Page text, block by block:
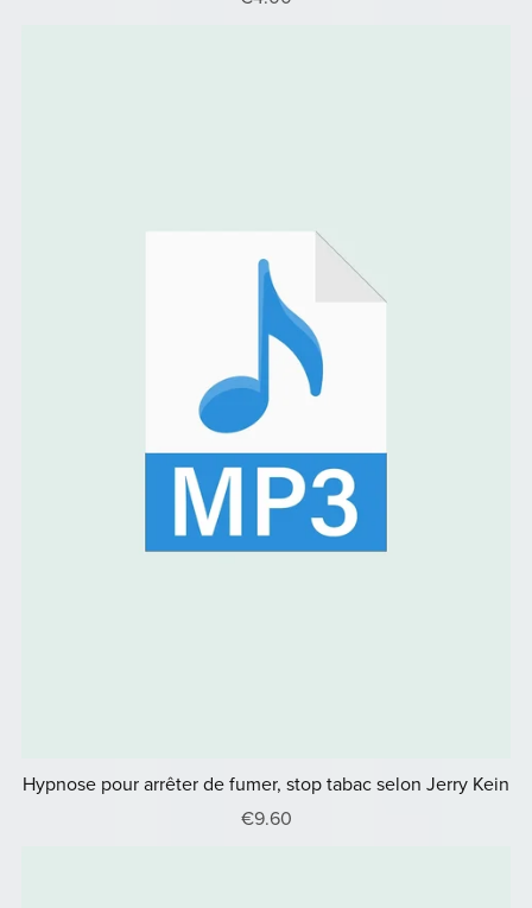
Hypnose pour arrêter de fumer, stop tabac selon Jerry Kein
€9.60